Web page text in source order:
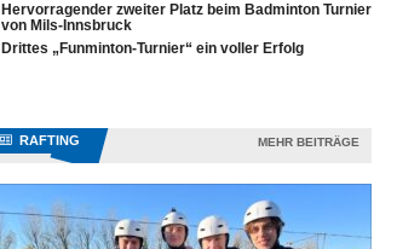
Hervorragender zweiter Platz beim Badminton Turnier
von Mils-Innsbruck
Drittes „Funminton-Turnier“ ein voller Erfolg
RAFTING MEHR BEITRÄGE